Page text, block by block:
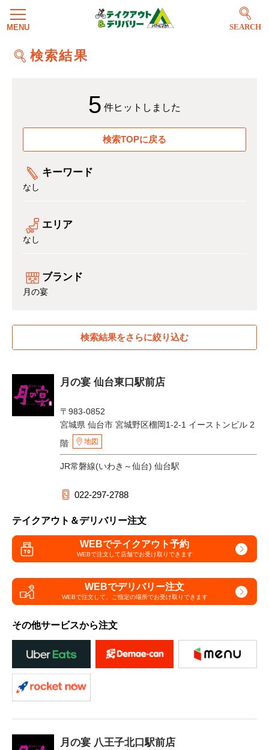
SEARCH
検索結果
5 件ヒットしました
検索TOPに戻る
キーワード
なし
エリア
なし
ブランド
月の宴
検索結果をさらに絞り込む
月の宴 仙台東口駅前店
〒983-0852
宮城県 仙台市 宮城野区榴岡1-2-1 イーストンビル 2
階
地図
JR常磐線(いわき～仙台) 仙台駅
022-297-2788
テイクアウト＆デリバリー注文
WEBでテイクアウト予約
WEBで注文して店舗でお受け取りできます
WEBでデリバリー注文
WEBで注文して、 ご指定の場所でお受け取りできます
その他サービスから注文
月の宴 八王子北口駅前店